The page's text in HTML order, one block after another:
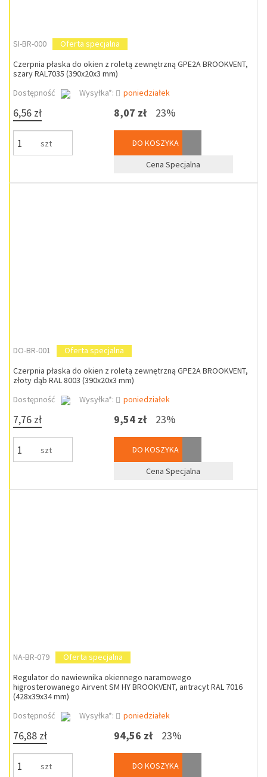
SI-BR-000
Oferta specjalna
Czerpnia płaska do okien z roletą zewnętrzną GPE2A BROOKVENT,
szary RAL7035 (390x20x3 mm)
Dostępność
Wysyłka*: poniedziałek
6,56 zł
szt
8,07 zł 23%
DO KOSZYKA
Cena Specjalna
DO-BR-001
Oferta specjalna
Czerpnia płaska do okien z roletą zewnętrzną GPE2A BROOKVENT,
złoty dąb RAL 8003 (390x20x3 mm)
Dostępność
Wysyłka*: poniedziałek
7,76 zł
szt
9,54 zł 23%
DO KOSZYKA
Cena Specjalna
NA-BR-079
Oferta specjalna
Regulator do nawiewnika okiennego naramowego
higrosterowanego Airvent SM HY BROOKVENT, antracyt RAL 7016
(428x39x34 mm)
Dostępność
Wysyłka*: poniedziałek
76,88 zł
szt
94,56 zł 23%
DO KOSZYKA